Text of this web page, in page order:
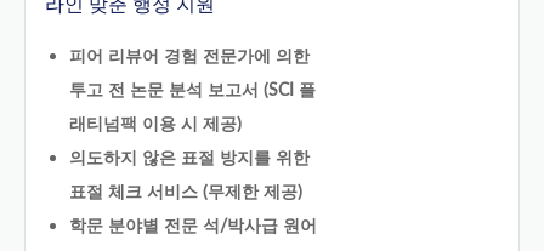
라인 맞춘 행정 지원
피어 리뷰어 경험 전문가에 의한
투고 전 논문 분석 보고서 (SCI 플
래티넘팩 이용 시 제공)
의도하지 않은 표절 방지를 위한
표절 체크 서비스 (무제한 제공)
학문 분야별 전문 석/박사급 원어